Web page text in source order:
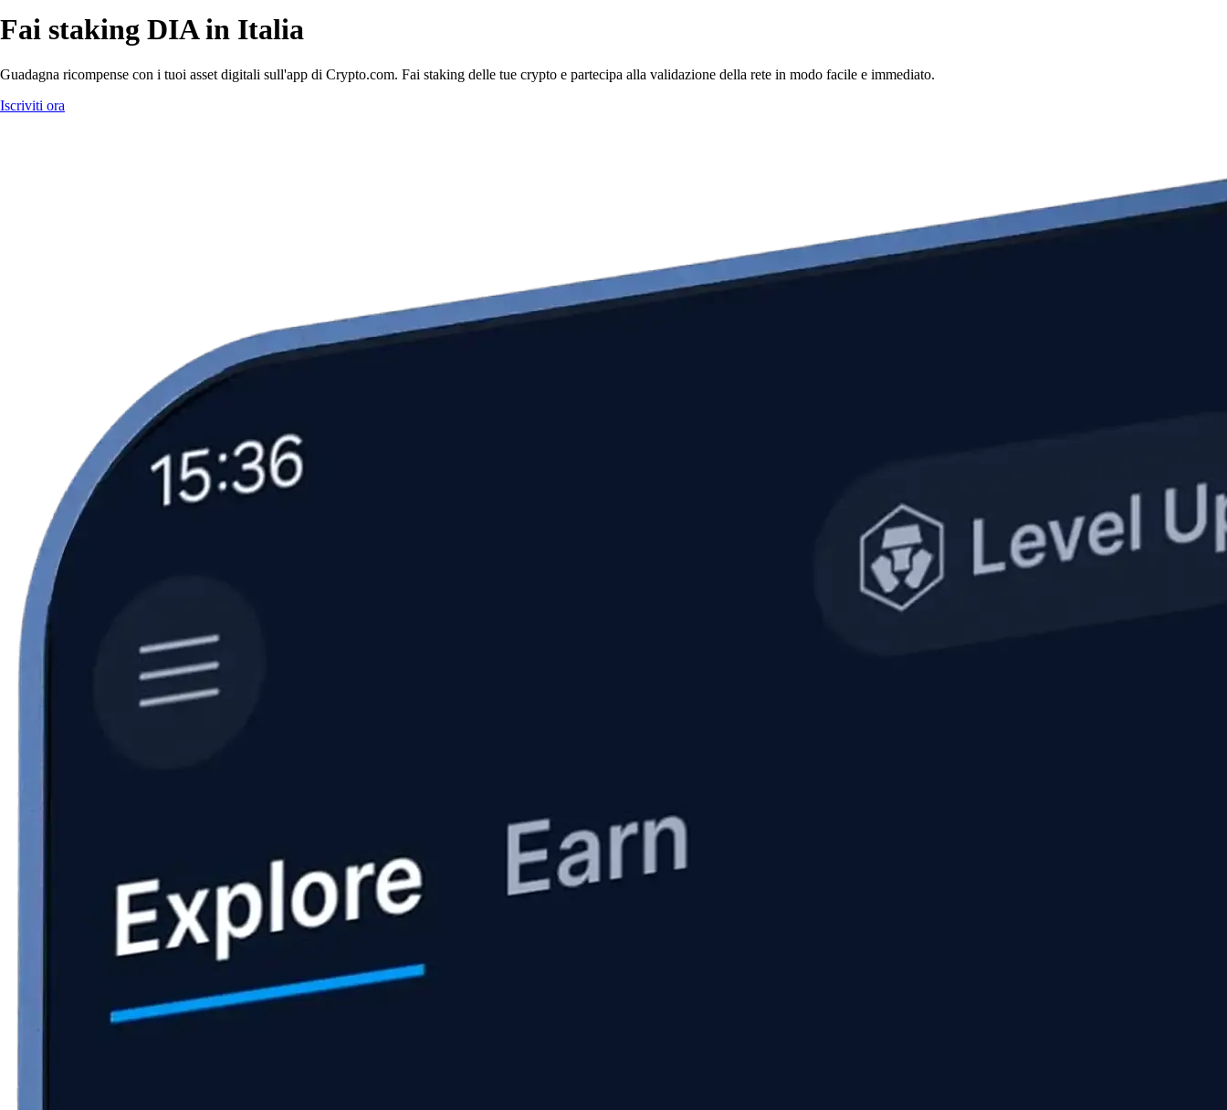
Fai staking DIA in Italia
Guadagna ricompense con i tuoi asset digitali sull'app di Crypto.com. Fai staking delle tue crypto e partecipa alla validazione della rete in modo facile e immediato.
Iscriviti ora